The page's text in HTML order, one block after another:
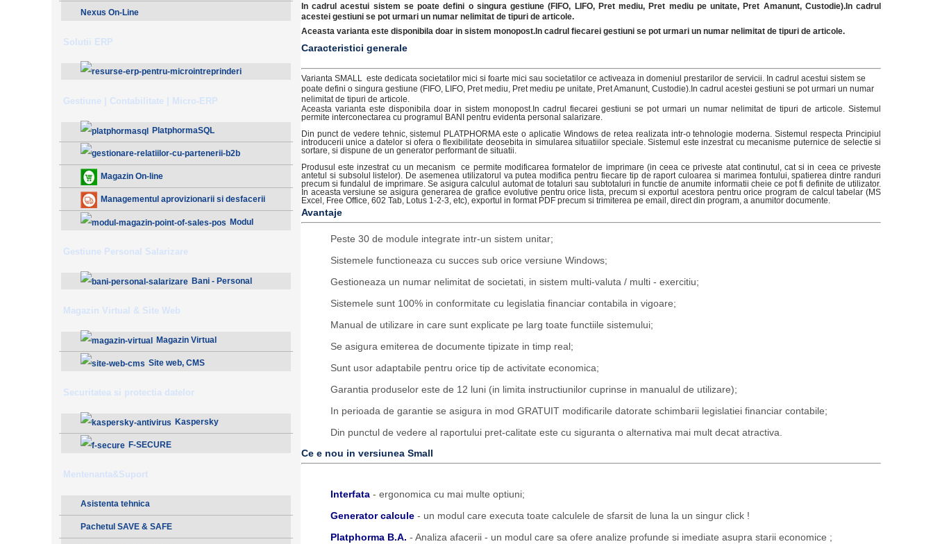
Nexus On-Line
Solutii ERP
Gestiune | Contabilitate | Micro-ERP
PlatphormaSQL
Gestionare Relatiilor cu Partenerii (B2B)
Magazin On-line
Managementul aprovizionarii si desfacerii
Modul
Gestiune Personal Salarizare
Bani - Personal
Magazin Virtual & Site Web
Magazin Virtual
Site web, CMS
Securitatea si protectia datelor
Kaspersky
F-SECURE
Mentenanta&Suport
Asistenta tehnica
Pachetul SAVE & SAFE
In cadrul acestui sistem se poate defini o singura gestiune (FIFO, LIFO, Pret mediu, Pret mediu pe unitate, Pret Amanunt, Custodie).In cadrul
acestei gestiuni se pot urmari un numar nelimitat de tipuri de articole.
Aceasta varianta este disponibila doar in sistem monopost.In cadrul fiecarei gestiuni se pot urmari un numar nelimitat de tipuri de articole.
Caracteristici generale
Varianta SMALL este dedicata societatilor mici si foarte mici sau societatilor ce activeaza in domeniul prestarilor de servicii. In cadrul acestui sistem se
poate defini o singura gestiune (FIFO, LIFO, Pret mediu, Pret mediu pe unitate, Pret Amanunt, Custodie).In cadrul acestei gestiuni se pot urmari un numar
nelimitat de tipuri de articole.
Aceasta varianta este disponibila doar in sistem monopost.In cadrul fiecarei gestiuni se pot urmari un numar nelimitat de tipuri de articole. Sistemul
permite interconectarea cu programul BANI pentru evidenta personal salarizare.
Din punct de vedere tehnic, sistemul PLATPHORMA este o aplicatie Windows de retea realizata intr-o tehnologie moderna. Sistemul respecta Principiul
introducerii unice a datelor si ofera o flexibilitate deosebita in simularea situatiilor speciale. Sistemul este inzestrat cu mecanisme puternice de selectie si
sortare, si dispune de un generator performant de situatii.
Produsul este inzestrat cu un mecanism ce permite modificarea formatelor de imprimare (in ceea ce priveste atat continutul, cat si in ceea ce priveste
antetul si subsolul listelor). De asemenea utilizatorul va putea modifica pentru fiecare tip de raport culoarea si marimea fontului, spatierea dintre randuri
precum si fundalul de imprimare. Se asigura calculul automat de totaluri sau subtotaluri in functie de anumite informatii cheie ce pot fi definite de utilizator.
In aceasta versiune se asigura generarea de grafice evolutive pentru orice lista, precum si exportul acestora pentru orice program de calcul tabelar (MS
Excel, Free Office, 602 Tab, Lotus 1-2-3, etc), exportul in format PDF precum si trimiterea pe email, direct din program, a anumitor documente.
Avantaje
Peste 30 de module integrate intr-un sistem unitar;
Sistemele functioneaza cu succes sub orice versiune Windows;
Gestioneaza un numar nelimitat de societati, in sistem multi-valuta / multi - exercitiu;
Sistemele sunt 100% in conformitate cu legislatia financiar contabila in vigoare;
Manual de utilizare in care sunt explicate pe larg toate functiile sistemului;
Se asigura emiterea de documente tipizate in timp real;
Sunt usor adaptabile pentru orice tip de activitate economica;
Garantia produselor este de 12 luni (in limita instructiunilor cuprinse in manualul de utilizare);
In perioada de garantie se asigura in mod GRATUIT modificarile datorate schimbarii legislatiei financiar contabile;
Din punctul de vedere al raportului pret-calitate este cu siguranta o alternativa mai mult decat atractiva.
Ce e nou in versiunea Small
Interfata - ergonomica cu mai multe optiuni;
Generator calcule - un modul care executa toate calculele de sfarsit de luna la un singur click !
Platphorma B.A. - Analiza afacerii - un modul care sa ofere analize profunde si imediate asupra starii economice ;